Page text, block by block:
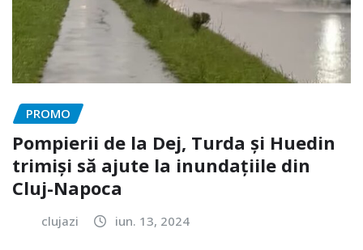
PROMO
Pompierii de la Dej, Turda și Huedin
trimiși să ajute la inundațiile din
Cluj-Napoca
clujazi iun. 13, 2024